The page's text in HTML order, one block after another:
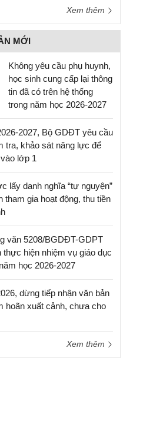
Xem thêm
MỚI
Không yêu cầu phụ huynh,
học sinh cung cấp lại thông
tin đã có trên hệ thống
trong năm học 2026-2027
2027, Bộ GDĐT yêu cầu
tra, khảo sát năng lực để
lớp 1
lấy danh nghĩa “tự nguyện”
tham gia hoạt động, thu tiền
văn 5208/BGDĐT-GDPT
thực hiện nhiệm vụ giáo dục
học 2026-2027
dừng tiếp nhận văn bản
hoãn xuất cảnh, chưa cho
Xem thêm